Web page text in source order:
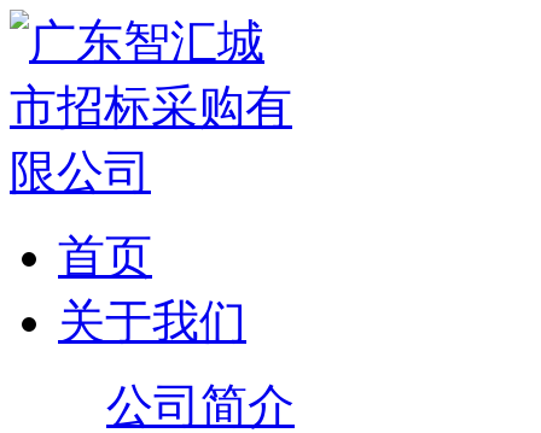
首页
关于我们
公司简介